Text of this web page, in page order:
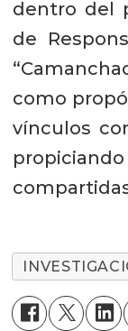
dentro del
de
como
vínculos